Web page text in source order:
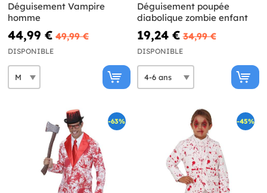
Déguisement Vampire
homme
44,99 € 49,99 €
DISPONIBLE
Déguisement poupée
diabolique zombie enfant
19,24 € 34,99 €
DISPONIBLE
-63% -45%